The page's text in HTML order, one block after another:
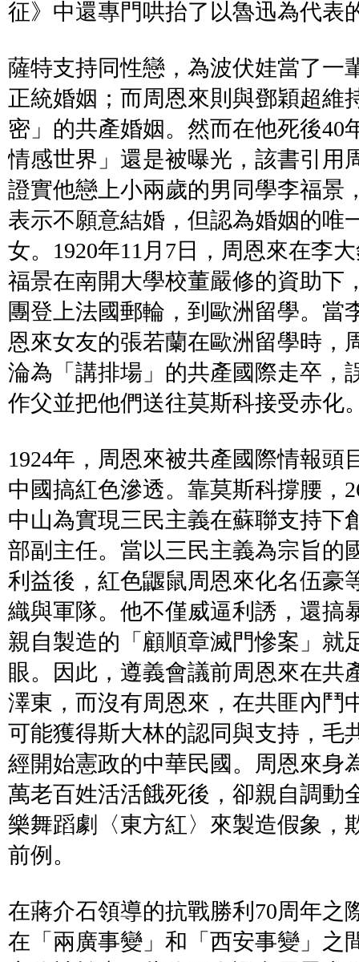
征》中還專門哄抬了以魯迅為代表
薩特支持同性戀，為波伏娃當了一
正統婚姻；而周恩來則與鄧穎超維
密」的共產婚姻。然而在他死後40
情感世界」還是被曝光，該書引用
證實他戀上小兩歲的男同學李福景
表示不願意結婚，但認為婚姻的唯
女。1920年11月7日，周恩來在李
福景在南開大學校董嚴修的資助下
團登上法國郵輪，到歐洲留學。當
恩來女友的張若蘭在歐洲留學時，
淪為「講排場」的共產國際走卒，
作父並把他們送往莫斯科接受赤化
1924年，周恩來被共產國際情報頭
中國搞紅色滲透。靠莫斯科撐腰，
中山為實現三民主義在蘇聯支持下
部副主任。當以三民主義為宗旨的
利益後，紅色鼴鼠周恩來化名伍豪
織與軍隊。他不僅威逼利誘，還搞
親自製造的「顧順章滅門慘案」就
眼。因此，遵義會議前周恩來在共
澤東，而沒有周恩來，在共匪內鬥
可能獲得斯大林的認同與支持，毛
經開始憲政的中華民國。周恩來身
萬老百姓活活餓死後，卻親自調動
樂舞蹈劇
〈東方紅〉 來製造假象，
前例。
在蔣介石領導的抗戰勝利70周年之
在「兩廣事變」和「西安事變」之